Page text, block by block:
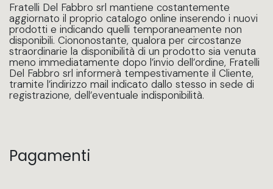
Fratelli Del Fabbro srl mantiene costantemente
aggiornato il proprio catalogo online inserendo i nuovi
prodotti e indicando quelli temporaneamente non
disponibili. Ciononostante, qualora per circostanze
straordinarie la disponibilità di un prodotto sia venuta
meno immediatamente dopo l’invio dell’ordine, Fratelli
Del Fabbro srl informerà tempestivamente il Cliente,
tramite l’indirizzo mail indicato dallo stesso in sede di
registrazione, dell’eventuale indisponibilità.
Pagamenti